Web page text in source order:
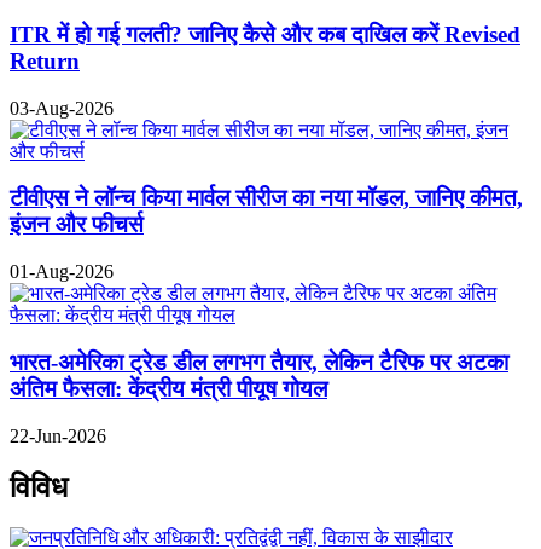
ITR में हो गई गलती? जानिए कैसे और कब दाखिल करें Revised
Return
03-Aug-2026
टीवीएस ने लॉन्च किया मार्वल सीरीज का नया मॉडल, जानिए कीमत,
इंजन और फीचर्स
01-Aug-2026
भारत-अमेरिका ट्रेड डील लगभग तैयार, लेकिन टैरिफ पर अटका
अंतिम फैसला: केंद्रीय मंत्री पीयूष गोयल
22-Jun-2026
विविध